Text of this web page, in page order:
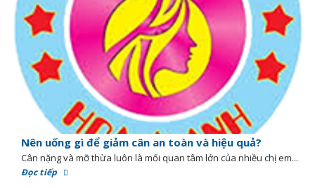
Nên uống gì để giảm cân an toàn và hiệu quả?
Cân nặng và mỡ thừa luôn là mối quan tâm lớn của nhiều chị em...
Đọc tiếp